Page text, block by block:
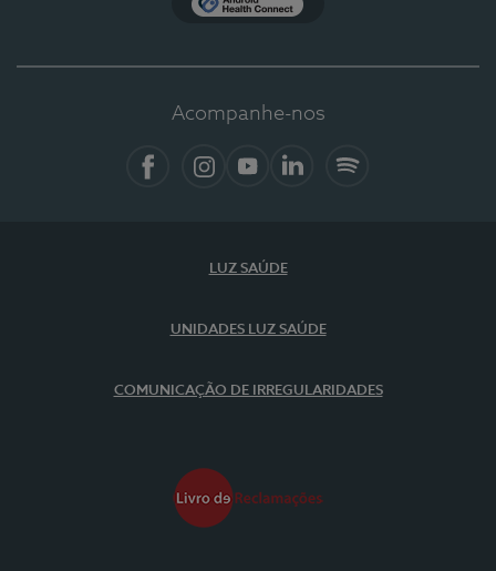
Acompanhe-nos
LUZ SAÚDE
UNIDADES LUZ SAÚDE
COMUNICAÇÃO DE IRREGULARIDADES